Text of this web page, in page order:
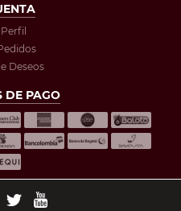
Deseos
DE PAGO